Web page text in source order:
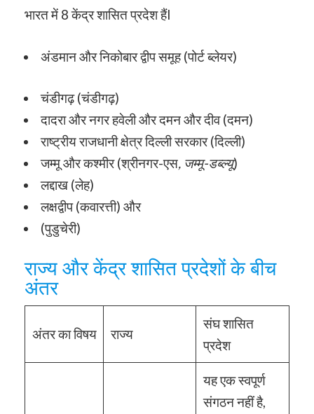
भारत में 8 केंद्र शासित प्रदेश हैंI
अंडमान और निकोबार द्वीप समूह (पोर्ट ब्लेयर)
चंडीगढ़ (चंडीगढ़)
दादरा और नगर हवेली और दमन और दीव (दमन)
राष्ट्रीय राजधानी क्षेत्र दिल्ली सरकार (दिल्ली)
जम्मू और कश्मीर (श्रीनगर-एस, जम्मू-डब्ल्यू)
लद्दाख (लेह)
लक्षद्वीप (कवारत्ती) और
(पुडुचेरी)
राज्य और केंद्र शासित प्रदेशों के बीच
अंतर
अंतर का विषय राज्य
संघ शासित
प्रदेश
यह एक स्वपूर्ण
संगठन नहीं है,